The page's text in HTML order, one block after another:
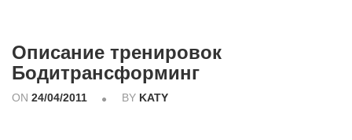
Описание тренировок
Бодитрансформинг
ON 24/04/2011 BY KATY